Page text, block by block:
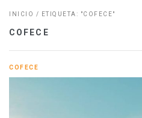
INICIO / ETIQUETA: "COFECE"
COFECE
COFECE